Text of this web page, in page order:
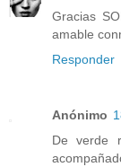
Gracias
amable
Responder
Anónimo
De verde